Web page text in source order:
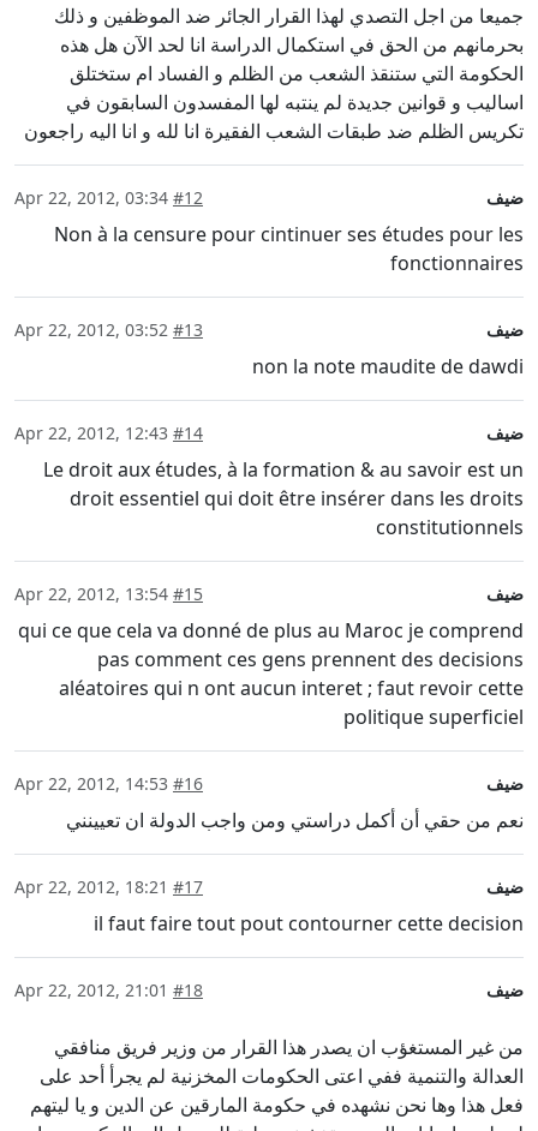
جميعا من اجل التصدي لهذا القرار الجائر ضد الموظفين و ذلك
بحرمانهم من الحق في استكمال الدراسة انا لحد الآن هل هذه
الحكومة التي ستنقذ الشعب من الظلم و الفساد ام ستختلق
اساليب و قوانين جديدة لم ينتبه لها المفسدون السابقون في
تكريس الظلم ضد طبقات الشعب الفقيرة انا لله و انا اليه راجعون
ضيف #12
Non à la censure pour cintinuer ses études pour les
fonctionnaires
ضيف #13
non la note maudite de dawdi
ضيف #14
Le droit aux études, à la formation & au savoir est un
droit essentiel qui doit être insérer dans les droits
constitutionnels
ضيف #15
qui ce que cela va donné de plus au Maroc je comprend
pas comment ces gens prennent des decisions
aléatoires qui n ont aucun interet ; faut revoir cette
politique superficiel
ضيف #16
نعم من حقي أن أكمل دراستي ومن واجب الدولة ان تعيينني
ضيف #17
il faut faire tout pout contourner cette decision
ضيف #18
من غير المستغؤب ان يصدر هذا القرار من وزير فريق منافقي
العدالة والتنمية ففي اعتى الحكومات المخزنية لم يجرأ أحد على
فعل هذا وها نحن نشهده في حكومة المارقين عن الدين و يا ليتهم